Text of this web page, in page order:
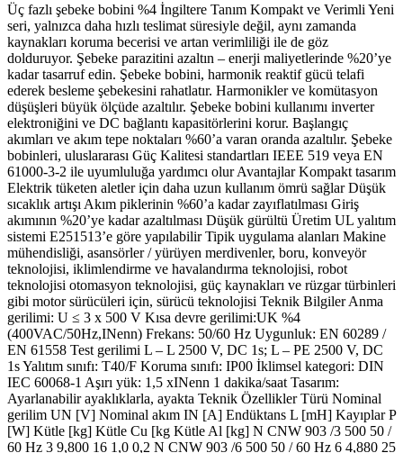
Üç fazlı şebeke bobini %4 İngiltere Tanım Kompakt ve Verimli Yeni
seri, yalnızca daha hızlı teslimat süresiyle değil, aynı zamanda
kaynakları koruma becerisi ve artan verimliliği ile de göz
dolduruyor. Şebeke parazitini azaltın – enerji maliyetlerinde %20’ye
kadar tasarruf edin. Şebeke bobini, harmonik reaktif gücü telafi
ederek besleme şebekesini rahatlatır. Harmonikler ve komütasyon
düşüşleri büyük ölçüde azaltılır. Şebeke bobini kullanımı inverter
elektroniğini ve DC bağlantı kapasitörlerini korur. Başlangıç
akımları ve akım tepe noktaları %60’a varan oranda azaltılır. Şebeke
bobinleri, uluslararası Güç Kalitesi standartları IEEE 519 veya EN
61000-3-2 ile uyumluluğa yardımcı olur Avantajlar Kompakt tasarım
Elektrik tüketen aletler için daha uzun kullanım ömrü sağlar Düşük
sıcaklık artışı Akım piklerinin %60’a kadar zayıflatılması Giriş
akımının %20’ye kadar azaltılması Düşük gürültü Üretim UL yalıtım
sistemi E251513’e göre yapılabilir Tipik uygulama alanları Makine
mühendisliği, asansörler / yürüyen merdivenler, boru, konveyör
teknolojisi, iklimlendirme ve havalandırma teknolojisi, robot
teknolojisi otomasyon teknolojisi, güç kaynakları ve rüzgar türbinleri
gibi motor sürücüleri için, sürücü teknolojisi Teknik Bilgiler Anma
gerilimi: U ≤ 3 x 500 V Kısa devre gerilimi:UK %4
(400VAC/50Hz,INenn) Frekans: 50/60 Hz Uygunluk: EN 60289 /
EN 61558 Test gerilimi L – L 2500 V, DC 1s; L – PE 2500 V, DC
1s Yalıtım sınıfı: T40/F Koruma sınıfı: IP00 İklimsel kategori: DIN
IEC 60068-1 Aşırı yük: 1,5 xINenn 1 dakika/saat Tasarım:
Ayarlanabilir ayaklıklarla, ayakta Teknik Özellikler Türü Nominal
gerilim UN [V] Nominal akım IN [A] Endüktans L [mH] Kayıplar P
[W] Kütle [kg] Kütle Cu [kg Kütle Al [kg] N CNW 903 /3 500 50 /
60 Hz 3 9,800 16 1,0 0,2 N CNW 903 /6 500 50 / 60 Hz 6 4,880 25